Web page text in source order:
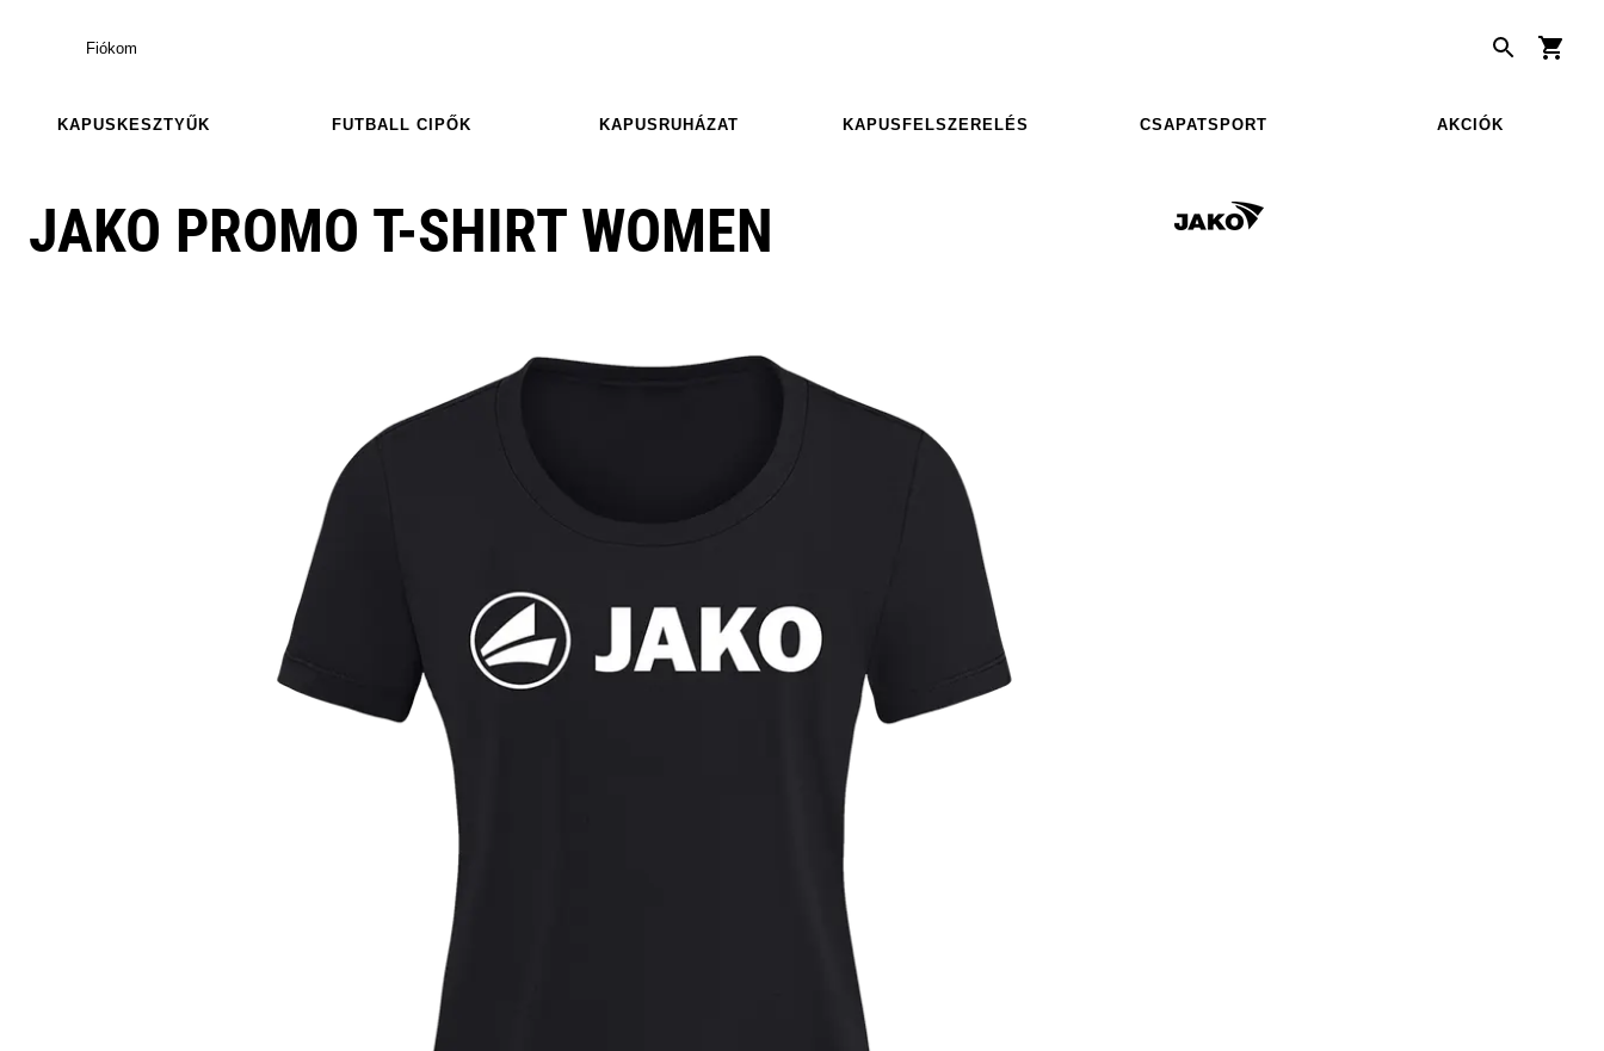
Fiókom
KAPUSKESZTYŰK FUTBALL CIPŐK KAPUSRUHÁZAT KAPUSFELSZERELÉS CSAPATSPORT AKCIÓK
JAKO PROMO T-SHIRT WOMEN